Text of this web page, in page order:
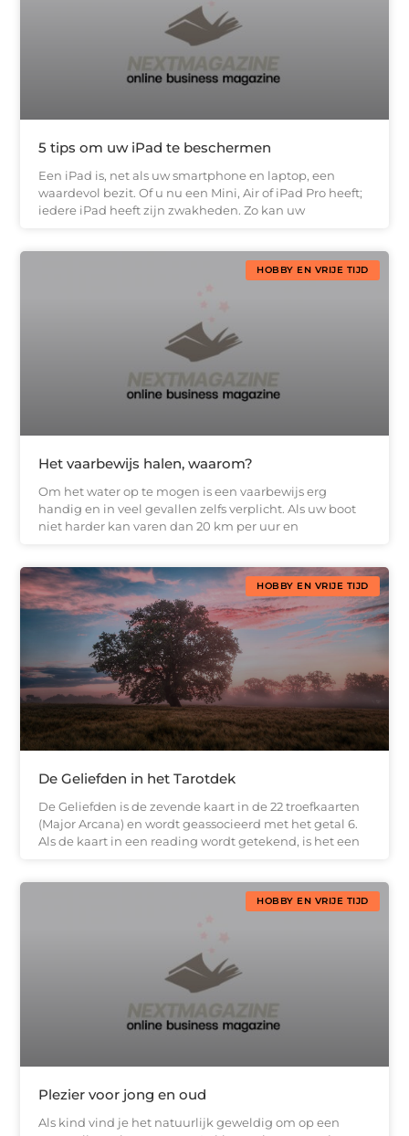
5 tips om uw iPad te beschermen
Een iPad is, net als uw smartphone en laptop, een
waardevol bezit. Of u nu een Mini, Air of iPad Pro heeft;
iedere iPad heeft zijn zwakheden. Zo kan uw
HOBBY EN VRIJE TIJD
Het vaarbewijs halen, waarom?
Om het water op te mogen is een vaarbewijs erg
handig en in veel gevallen zelfs verplicht. Als uw boot
niet harder kan varen dan 20 km per uur en
HOBBY EN VRIJE TIJD
De Geliefden in het Tarotdek
De Geliefden is de zevende kaart in de 22 troefkaarten
(Major Arcana) en wordt geassocieerd met het getal 6.
Als de kaart in een reading wordt getekend, is het een
HOBBY EN VRIJE TIJD
Plezier voor jong en oud
Als kind vind je het natuurlijk geweldig om op een